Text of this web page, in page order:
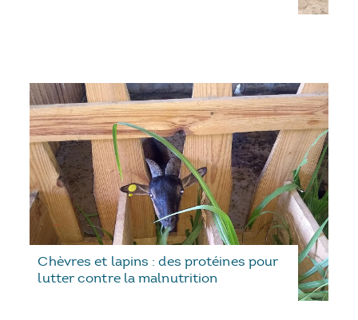
Chèvres et lapins : des protéines pour
lutter contre la malnutrition